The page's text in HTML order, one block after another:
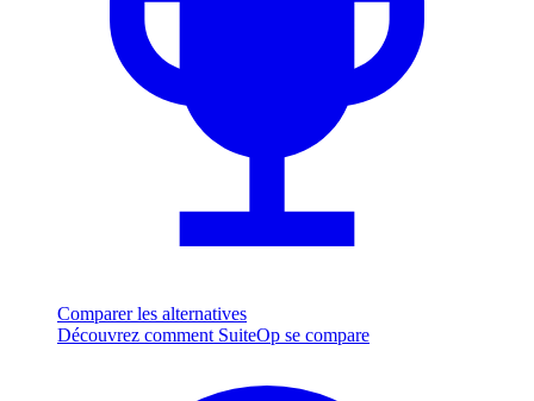
Comparer les alternatives
Découvrez comment SuiteOp se compare